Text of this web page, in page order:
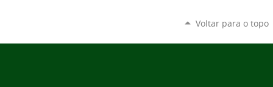
Voltar para o topo